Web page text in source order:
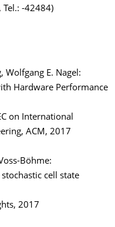
Tel.: -42484)
Wolfgang E. Nagel:
Hardware Performance
on International
ACM, 2017
Böhme:
cell state
2017